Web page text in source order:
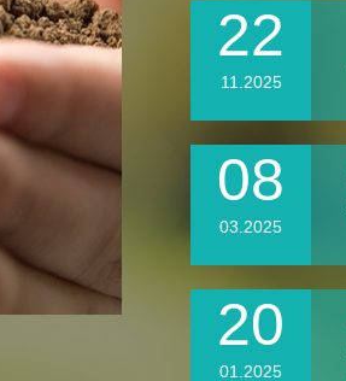
22
11.2025
08
03.2025
20
01.2025